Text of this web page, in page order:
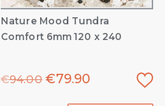
Nature Mood Tundra
Comfort 6mm 120 x 240
€94.00 €79.90